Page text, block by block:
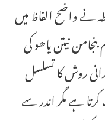
نے واضح الفاظ میں
نیتن یاھو کی
روش کا تسلسل
ہے مگر اندر سے